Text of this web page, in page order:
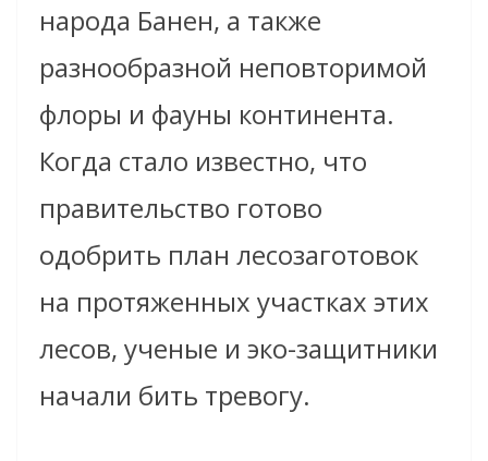
народа Банен, а также
разнообразной неповторимой
флоры и фауны континента.
Когда стало известно, что
правительство готово
одобрить план лесозаготовок
на протяженных участках этих
лесов, ученые и эко-защитники
начали бить тревогу.